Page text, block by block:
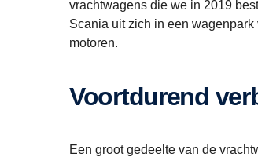
vrachtwagens die we in 2019
Scania uit zich in een
motoren.
Voortdurend
Een groot gedeelte van de